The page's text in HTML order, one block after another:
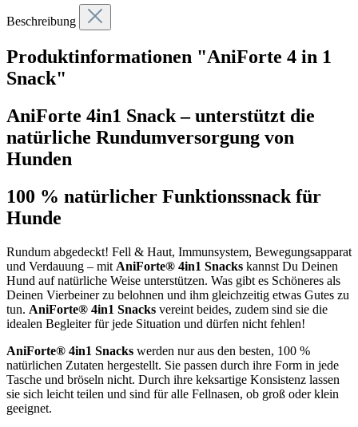
Beschreibung
Produktinformationen "AniForte 4 in 1
Snack"
AniForte 4in1 Snack – unterstützt die
natürliche Rundumversorgung von
Hunden
100 % natürlicher Funktionssnack für
Hunde
Rundum abgedeckt! Fell & Haut, Immunsystem, Bewegungsapparat
und Verdauung – mit AniForte® 4in1 Snacks kannst Du Deinen
Hund auf natürliche Weise unterstützen. Was gibt es Schöneres als
Deinen Vierbeiner zu belohnen und ihm gleichzeitig etwas Gutes zu
tun. AniForte® 4in1 Snacks vereint beides, zudem sind sie die
idealen Begleiter für jede Situation und dürfen nicht fehlen!
AniForte® 4in1 Snacks werden nur aus den besten, 100 %
natürlichen Zutaten hergestellt. Sie passen durch ihre Form in jede
Tasche und bröseln nicht. Durch ihre keksartige Konsistenz lassen
sie sich leicht teilen und sind für alle Fellnasen, ob groß oder klein
geeignet.